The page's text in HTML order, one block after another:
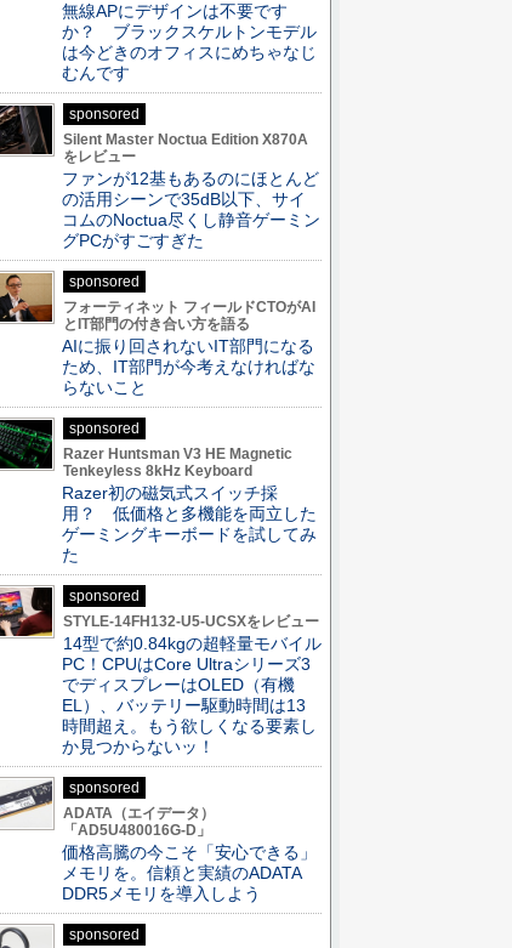
無線APにデザインは不要です
か？ ブラックスケルトンモデル
は今どきのオフィスにめちゃなじ
むんです
sponsored
Silent Master Noctua Edition X870A
をレビュー
ファンが12基もあるのにほとんど
の活用シーンで35dB以下、サイ
コムのNoctua尽くし静音ゲーミン
グPCがすごすぎた
sponsored
フォーティネット フィールドCTOがAI
とIT部門の付き合い方を語る
AIに振り回されないIT部門になる
ため、IT部門が今考えなければな
らないこと
sponsored
Razer Huntsman V3 HE Magnetic
Tenkeyless 8kHz Keyboard
Razer初の磁気式スイッチ採
用？ 低価格と多機能を両立した
ゲーミングキーボードを試してみ
た
sponsored
STYLE-14FH132-U5-UCSXをレビュー
14型で約0.84kgの超軽量モバイル
PC！CPUはCore Ultraシリーズ3
でディスプレーはOLED（有機
EL）、バッテリー駆動時間は13
時間超え。もう欲しくなる要素し
か見つからないッ！
sponsored
ADATA（エイデータ）
「AD5U480016G-D」
価格高騰の今こそ「安心できる」
メモリを。信頼と実績のADATA
DDR5メモリを導入しよう
sponsored